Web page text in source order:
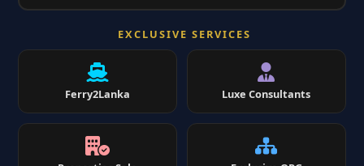
EXCLUSIVE SERVICES
Ferry2Lanka Luxe Consultants